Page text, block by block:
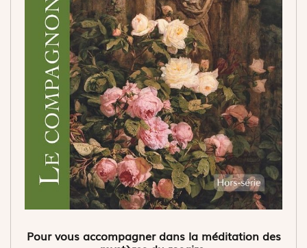
Pour vous accompagner dans la méditation des